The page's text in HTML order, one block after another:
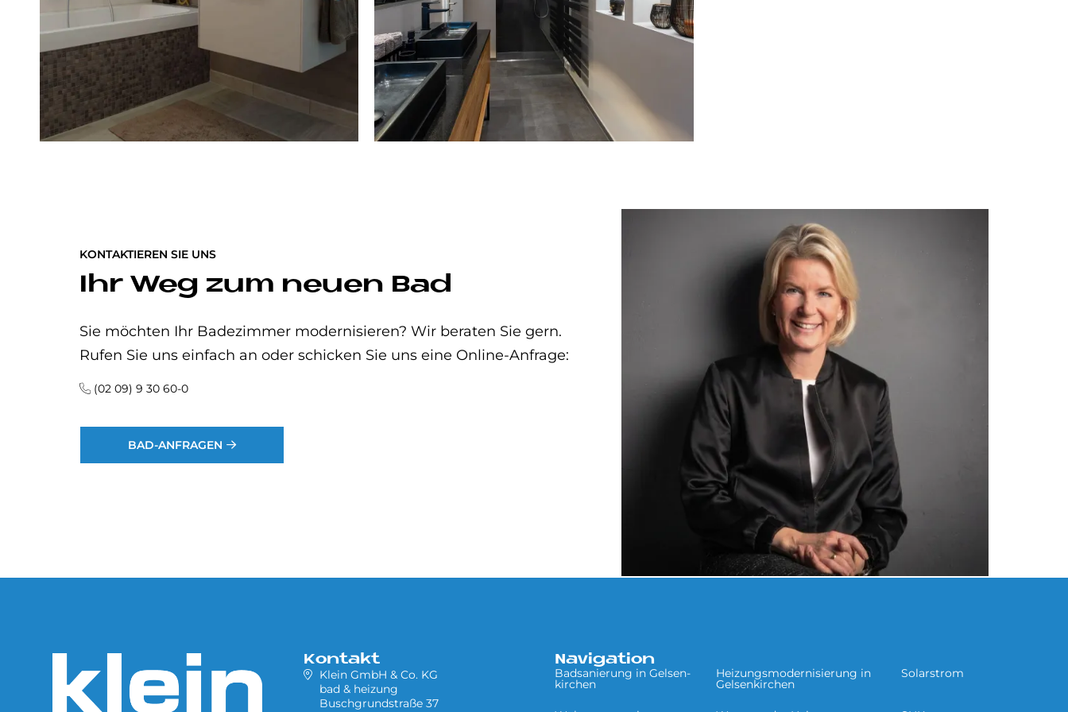
KONTAKTIEREN SIE UNS
Ihr Weg zum neuen Bad
Sie möchten Ihr Badezimmer modernisieren? Wir beraten Sie gern.
Rufen Sie uns einfach an oder schicken Sie uns eine Online-Anfrage:
(02 09) 9 30 60-0
BAD-ANFRAGEN
Kontakt
Klein GmbH & Co. KG
bad & heizung
Buschgrundstraße 37
Navigation
Badsanierung in Gel­sen­
kir­chen
Heizungsmodernisierung in
Gel­sen­kir­chen
Solarstrom